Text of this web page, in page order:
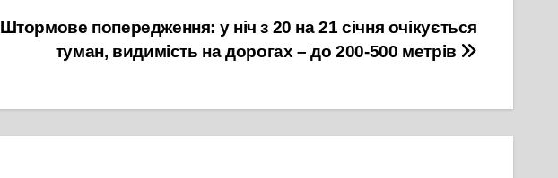
Штормове попередження: у ніч з 20 на 21 січня очікується
туман, видимість на дорогах – до 200-500 метрів